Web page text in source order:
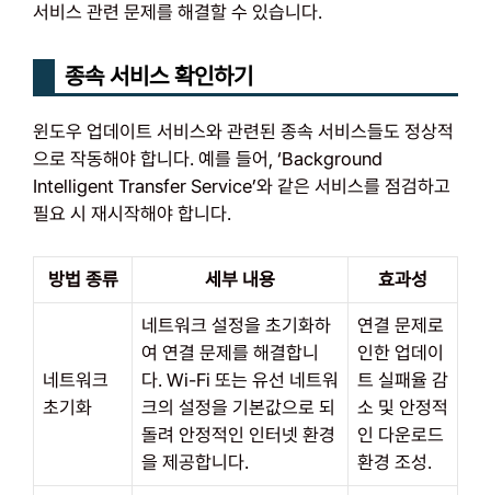
서비스 관련 문제를 해결할 수 있습니다.
종속 서비스 확인하기
윈도우 업데이트 서비스와 관련된 종속 서비스들도 정상적
으로 작동해야 합니다. 예를 들어, ‘Background
Intelligent Transfer Service’와 같은 서비스를 점검하고
필요 시 재시작해야 합니다.
방법 종류 세부 내용 효과성
네트워크
초기화
네트워크 설정을 초기화하
여 연결 문제를 해결합니
다. Wi-Fi 또는 유선 네트워
크의 설정을 기본값으로 되
돌려 안정적인 인터넷 환경
을 제공합니다.
연결 문제로
인한 업데이
트 실패율 감
소 및 안정적
인 다운로드
환경 조성.